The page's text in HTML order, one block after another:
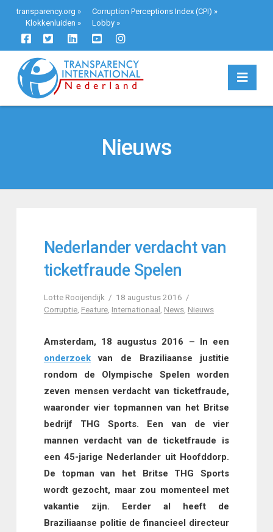
transparency.org » Corruption Perceptions Index (CPI) »
Klokkenluiden » Lobby»
Nieuws
Nederlander verdacht van
ticketfraude Spelen
Lotte Rooijendijk
18 augustus 2016
Corruptie, Feature, Internationaal, News, Nieuws
Amsterdam, 18 augustus 2016 – In een
onderzoekvan de Braziliaanse justitie
rondom de Olympische Spelen worden
zeven mensen verdacht van ticketfraude,
waaronder vier topmannen van het Britse
bedrijf THG Sports. Een van de vier
mannen verdacht van de ticketfraude is
een 45-jarige Nederlander uit Hoofddorp.
De topman van het Britse THG Sports
wordt gezocht, maar zou momenteel met
vakantie zijn. Eerder al heeft de
Braziliaanse politie de financieel directeur